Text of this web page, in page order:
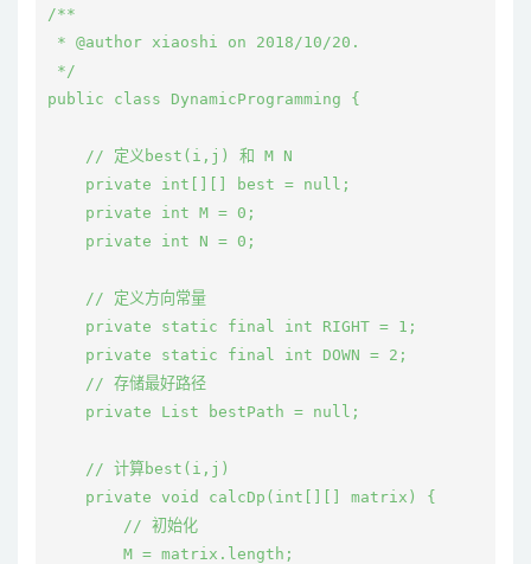
/**
* @author xiaoshi on 2018/10/20.
*/
public class DynamicProgramming {
    // 定义best(i,j) 和 M N
    private int[][] best = null;
    private int M = 0;
    private int N = 0;
    // 定义方向常量
    private static final int RIGHT = 1;
    private static final int DOWN = 2;
    // 存储最好路径
    private List
bestPath = null;
    // 计算best(i,j)
    private void calcDp(int[][] matrix) {
        // 初始化
        M = matrix.length;